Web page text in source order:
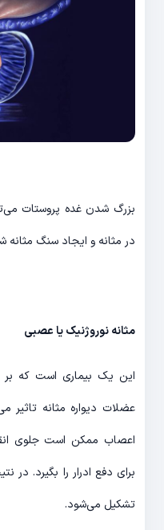
بزرگ شدن غده پروستات
در مثانه و ایجاد سنگ مثانه
مثانه نوروژنیک یا عصبی
این یک بیماری است که بر
عضلات دیواره مثانه تاثیر
اعصاب ممکن است جلوی
برای دفع ادرار را بگیرد. در
تشکیل می‌شود.